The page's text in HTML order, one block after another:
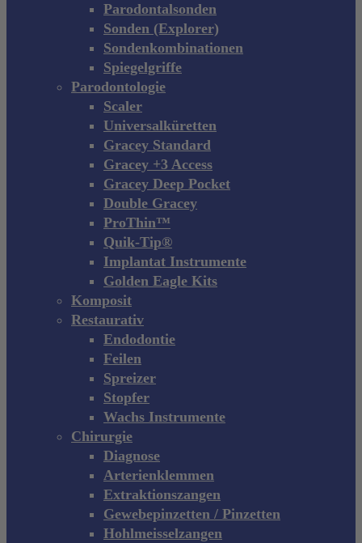
Parodontalsonden
Sonden (Explorer)
Sondenkombinationen
Spiegelgriffe
Parodontologie
Scaler
Universalküretten
Gracey Standard
Gracey +3 Access
Gracey Deep Pocket
Double Gracey
ProThin™
Quik-Tip®
Implantat Instrumente
Golden Eagle Kits
Komposit
Restaurativ
Endodontie
Feilen
Spreizer
Stopfer
Wachs Instrumente
Chirurgie
Diagnose
Arterienklemmen
Extraktionszangen
Gewebepinzetten / Pinzetten
Hohlmeisselzangen